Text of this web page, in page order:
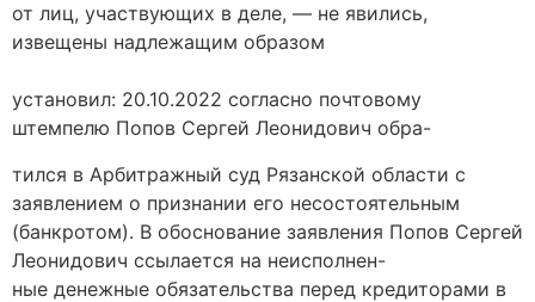
от лиц, участвующих в деле, — не явились,
извещены надлежащим образом
установил: 20.10.2022 согласно почтовому
штемпелю Попов Сергей Леонидович обра-
тился в Арбитражный суд Рязанской области с
заявлением о признании его несостоятельным
(банкротом). В обоснование заявления Попов Сергей
Леонидович ссылается на неисполнен-
ные денежные обязательства перед кредиторами в